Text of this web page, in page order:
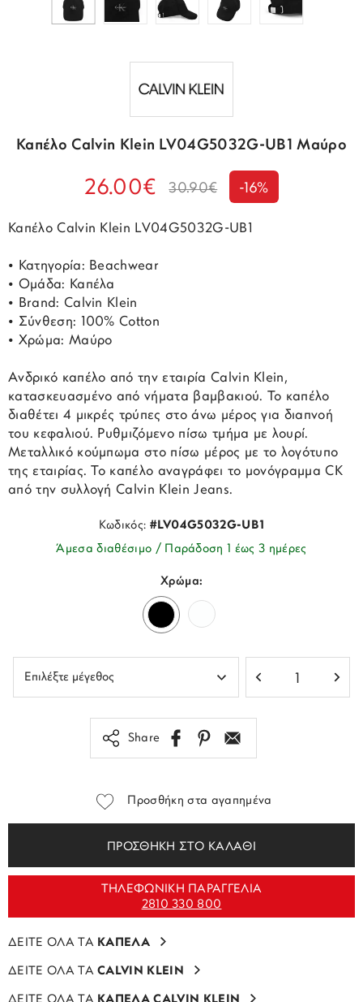
Καπέλο Calvin Klein LV04G5032G-UB1 Μαύρο
26.00€ 30.90€ -16%
Καπέλο Calvin Klein LV04G5032G-UB1
• Κατηγορία: Beachwear
• Ομάδα: Καπέλα
• Brand: Calvin Klein
• Σύνθεση: 100% Cotton
• Χρώμα: Μαύρο
Ανδρικό καπέλο από την εταιρία Calvin Klein,
κατασκευασμένο από νήματα βαμβακιού. Το καπέλο
διαθέτει 4 μικρές τρύπες στο άνω μέρος για διαπνοή
του κεφαλιού. Ρυθμιζόμενο πίσω τμήμα με λουρί.
Μεταλλικό κούμπωμα στο πίσω μέρος με το λογότυπο
της εταιρίας. Το καπέλο αναγράφει το μονόγραμμα CK
από την συλλογή Calvin Klein Jeans.
Κωδικός: #LV04G5032G-UB1
Άμεσα διαθέσιμο / Παράδοση 1 έως 3 ημέρες
Χρώμα:
Share
Προσθήκη στα αγαπημένα
ΠΡΟΣΘΗΚΗ ΣΤΟ ΚΑΛΑΘΙ
ΤΗΛΕΦΩΝΙΚΗ ΠΑΡΑΓΓΕΛΙΑ
2810 330 800
ΔΕΙΤΕ ΟΛΑ ΤΑ ΚΑΠΕΛΑ
ΔΕΙΤΕ ΟΛΑ ΤΑCALVIN KLEIN